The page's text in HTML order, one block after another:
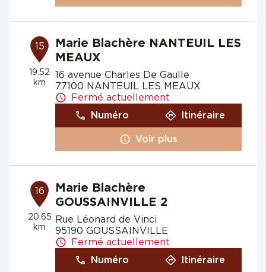
15
19.52
km
Marie Blachère NANTEUIL LES
MEAUX
16 avenue Charles De Gaulle
77100 NANTEUIL LES MEAUX
Fermé actuellement
Numéro
Itinéraire
Voir plus
16
20.65
km
Marie Blachère
GOUSSAINVILLE 2
Rue Léonard de Vinci
95190 GOUSSAINVILLE
Fermé actuellement
Numéro
Itinéraire